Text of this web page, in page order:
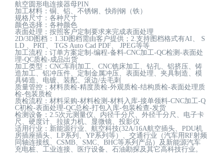
航空圆形电连接器母PIN
加工材料：铜、铝、不锈钢、快削钢（铁）
规格尺寸：各种尺寸
颜色选择：各种颜色
表面处理：按照客户定制要求来完成表面处理
2D/3D图档：1.3D图档需由客户提供；2.支持图档格式有AI、 S
LD 、PRT、 TGS Auto Cad PDF、 JPEG等等
加工流程：订单方案定制-编程-备料-CNC加工-QC检测-表面处
理-QC质检-成品出货
加工类型：CNC车削加工、CNC铣床加工、钻孔、铝挤压、铸
造加工、铝冲压件、定制金属冲压、表面处理、夹具制造、模
具铸造、电镀、装配、滚边/去毛刺
质量管控：材料质检-精度质检-外观质检-结构质检-表面处理质
检-包装质检
质检流程：材料采购-材料检测-材料入库-接单领料-CNC加工-Q
C初检-表面处理-QC总检-打包入库-包装检查-发货
检测设备：2.5次元测量仪、内径千分尺、外径千分尺、电子卡
尺、硬度计、拉拔力机、显微镜、投影仪
适用行业：新能源行业、航空科技(32A/16A航空插头、PDU机
房插座插头、LP系列、YP系列等）、交通行业（汽车用RF射频
同轴连接线、CSMB、SMC、BHC等系列产品）及新能源汽车
充电桩、工业连接、医疗设备、石油勘探及其它高科技行业。